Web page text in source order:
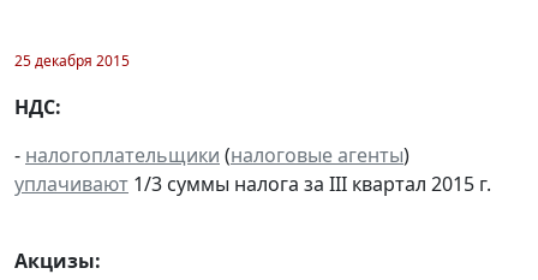
25 декабря 2015
НДС:
- налогоплательщики (налоговые агенты)
уплачивают 1/3 суммы налога за III квартал 2015 г.
Акцизы: